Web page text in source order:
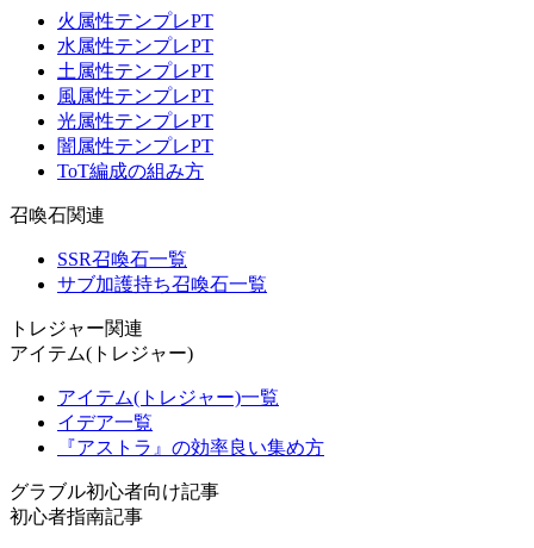
火属性テンプレPT
水属性テンプレPT
土属性テンプレPT
風属性テンプレPT
光属性テンプレPT
闇属性テンプレPT
ToT編成の組み方
召喚石関連
SSR召喚石一覧
サブ加護持ち召喚石一覧
トレジャー関連
アイテム(トレジャー)
アイテム(トレジャー)一覧
イデア一覧
『アストラ』の効率良い集め方
グラブル初心者向け記事
初心者指南記事